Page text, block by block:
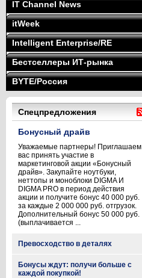
IT Channel News
itWeek
Intelligent Enterprise/RE
Бестселлеры ИТ-рынка
BYTE/Россия
Спецпредложения
Бонусный драйв
Уважаемые партнеры! Приглашаем
вас принять участие в
маркетинговой акции «Бонусный
драйв». Закупайте ноутбуки,
неттопы и моноблоки DIGMA И
DIGMA PRO в период действия
акции и получите бонус 40 000 руб.
за каждые 2 000 000 руб. отгрузок.
Дополнительный бонус 50 000 руб.
(выплачивается ...
Превосходство в деталях
Бонусы ждут: получи больше с
каждой покупкой!